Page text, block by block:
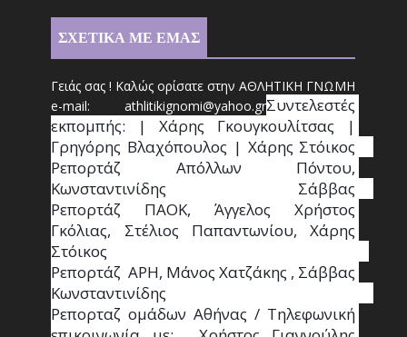
ΣΧΕΤΙΚΑ ΜΕ ΕΜΑΣ
Γειάς σας ! Καλώς ορίσατε στην ΑΘΛΗΤΙΚΗ ΓΝΩΜΗ
e-mail: athlitikignomi@yahoo.grΣυντελεστές
εκπομπής: | Χάρης Γκουγκουλίτσας |
Γρηγόρης Βλαχόπουλος | Χάρης Στόικος
Ρεπορτάζ Απόλλων Πόντου,
Κωνσταντινίδης   Σάββας
Ρεπορτάζ ΠΑΟΚ, Άγγελος Χρήστος
Γκόλιας, Στέλιος Παπαντωνίου, Χάρης
Στόικος
Ρεπορτάζ  ΑΡΗ, Μάνος Χατζάκης , Σάββας
Κωνσταντινίδης
Ρεπορταζ ομάδων Αθήνας / Τηλεφωνική